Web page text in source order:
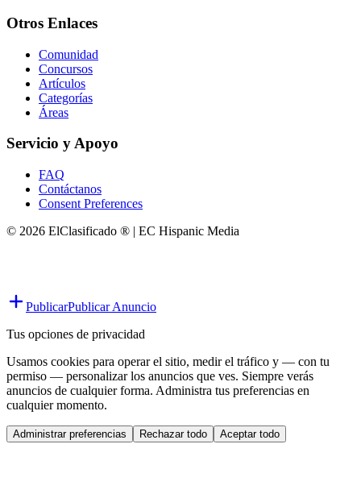
Otros Enlaces
Comunidad
Concursos
Artículos
Categorías
Áreas
Servicio y Apoyo
FAQ
Contáctanos
Consent Preferences
© 2026 ElClasificado ® | EC Hispanic Media
PublicarPublicar Anuncio
Tus opciones de privacidad
Usamos cookies para operar el sitio, medir el tráfico y — con tu
permiso — personalizar los anuncios que ves. Siempre verás
anuncios de cualquier forma. Administra tus preferencias en
cualquier momento.
Administrar preferencias Rechazar todo Aceptar todo